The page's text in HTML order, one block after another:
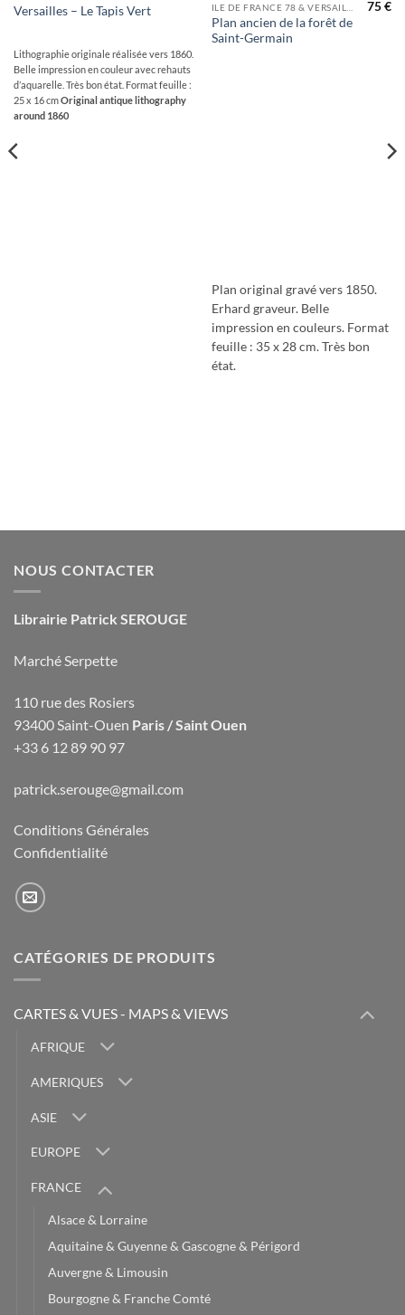
Versailles – Le Tapis Vert
Lithographie originale réalisée vers 1860.
Belle impression en couleur avec rehauts
d’aquarelle. Très bon état. Format feuille :
25 x 16 cmOriginal antique lithography
around 1860
ILE DE FRANCE 78 & VERSAILLES
Plan ancien de la forêt de
Saint-Germain
75€
Plan original gravé vers 1850.
Erhard graveur. Belle
impression en couleurs. Format
feuille : 35 x 28 cm. Très bon
état.
NOUS CONTACTER
Librairie Patrick SEROUGE
Marché Serpette
110 rue des Rosiers
93400 Saint-Ouen Paris / Saint Ouen
+33 6 12 89 90 97
patrick.serouge@gmail.com
Conditions Générales
Confidentialité
CATÉGORIES DE PRODUITS
CARTES & VUES - MAPS & VIEWS
AFRIQUE
AMERIQUES
ASIE
EUROPE
FRANCE
Alsace & Lorraine
Aquitaine & Guyenne & Gascogne & Périgord
Auvergne & Limousin
Bourgogne & Franche Comté